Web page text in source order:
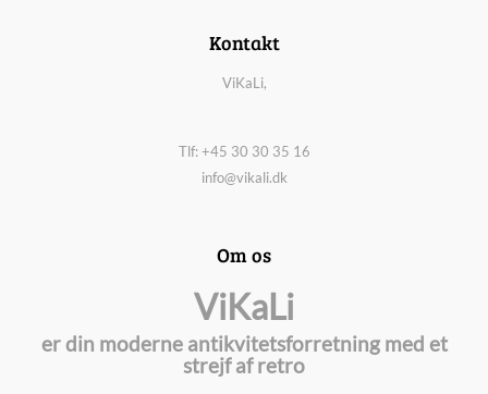
Kontakt
ViKaLi,
Tlf: +45 30 30 35 16
info@vikali.dk
Om os
ViKaLi
er din moderne antikvitetsforretning med et
strejf af retro